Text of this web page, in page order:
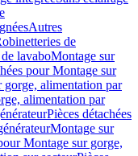
Autres
de
lavaboMontage sur
pour Montage sur
gorge, alimentation par
alimentation par
Pièces détachées
Montage sur
Montage sur gorge,